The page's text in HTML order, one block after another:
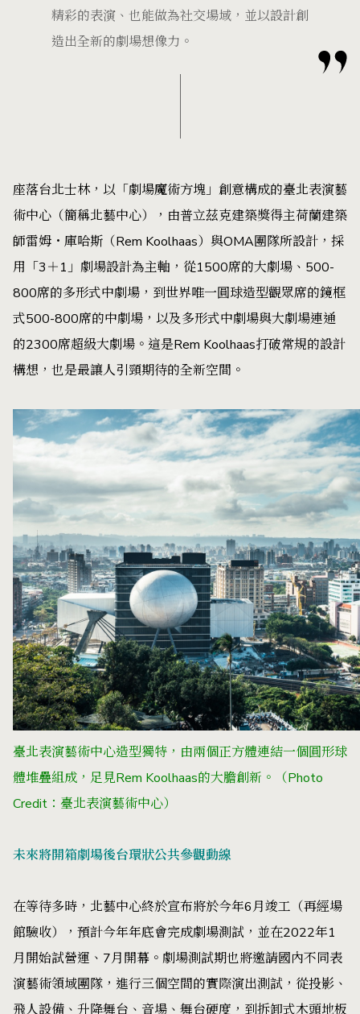
精彩的表演、也能做為社交場域，並以設計創
造出全新的劇場想像力。
座落台北士林，以「劇場魔術方塊」創意構成的臺北表演藝
術中心（簡稱北藝中心），由普立茲克建築獎得主荷蘭建築
師雷姆・庫哈斯（Rem Koolhaas）與OMA團隊所設計，採
用「3＋1」劇場設計為主軸，從1500席的大劇場、500-
800席的多形式中劇場，到世界唯一圓球造型觀眾席的鏡框
式500-800席的中劇場，以及多形式中劇場與大劇場連通
的2300席超級大劇場。這是Rem Koolhaas打破常規的設計
構想，也是最讓人引頸期待的全新空間。
臺北表演藝術中心造型獨特，由兩個正方體連結一個圓形球
體堆疊組成，足見Rem Koolhaas的大膽創新。（Photo
Credit：臺北表演藝術中心）
未來將開箱劇場後台環狀公共參觀動線
在等待多時，北藝中心終於宣布將於今年6月竣工（再經場
館驗收），預計今年年底會完成劇場測試，並在2022年1
月開始試營運、7月開幕。劇場測試期也將邀請國內不同表
演藝術領域團隊，進行三個空間的實際演出測試，從投影、
飛人設備、升降舞台、音場、舞台硬度，到拆卸式木頭地板